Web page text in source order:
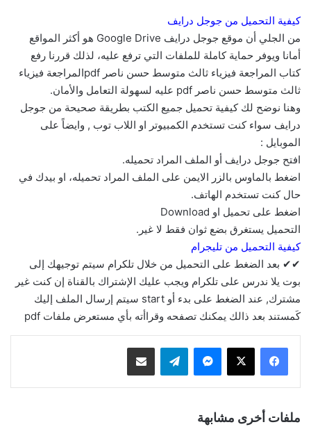
كيفية التحميل من جوجل درايف
من الجلي أن موقع جوجل درايف Google Drive هو أكثر المواقع
أمانا ويوفر حماية كاملة للملفات التي ترفع عليه، لذلك قررنا رفع
كتاب المراجعة فيزياء ثالث متوسط حسن ناصر pdfالمراجعة فيزياء
ثالث متوسط حسن ناصر pdf عليه لسهولة التعامل والأمان.
وهنا نوضح لك كيفية تحميل جميع الكتب بطريقة صحيحة من جوجل
درايف سواء كنت تستخدم الكمبيوتر او اللاب توب , وايضاً على
الموبايل :
افتح جوجل درايف أو الملف المراد تحميله.
اضغط بالماوس بالزر الايمن على الملف المراد تحميله، او بيدك في
حال كنت تستخدم الهاتف.
اضغط على تحميل او Download
التحميل يستغرق بضع ثوان فقط لا غير.
كيفية التحميل من تليجرام
✔✔ بعد الضغط على التحميل من خلال تلكرام سيتم توجيهك إلى
بوت يلا ندرس على تلكرام ويجب عليك الإشتراك بالقناة إن كنت غير
مشترك, عند الضغط على بدء أو start سيتم إرسال الملف إليك
كَمستند بعد ذالك يمكنك تصفحه وقراأته بأي مستعرض ملفات pdf
ماسنجر تيلقرام مشاركة عبر البريد
ملفات أخرى مشابهة